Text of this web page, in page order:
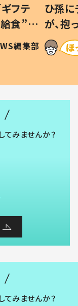
フテ
食”を
の親
編集部
ひ孫
が、
「涙が
い」
てみませんか？
てみませんか？